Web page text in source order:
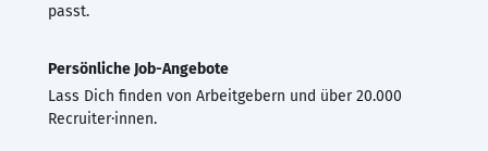
passt.
Persönliche Job-Angebote
Lass Dich finden von Arbeitgebern und über 20.000
Recruiter·innen.